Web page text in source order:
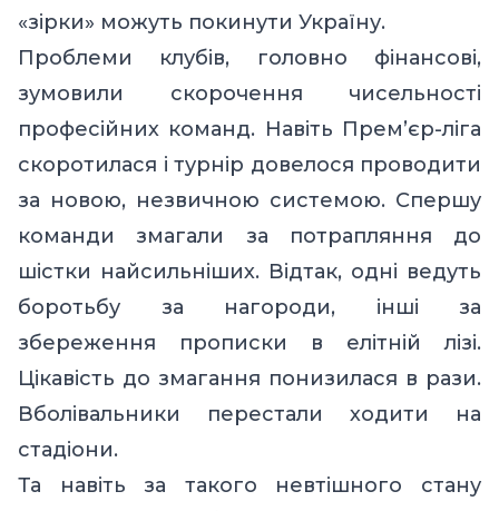
«зірки» можуть покинути Україну.
Проблеми клубів, головно фінансові,
зумовили скорочення чисельності
професійних команд. Навіть Прем’єр-ліга
скоротилася і турнір довелося проводити
за новою, незвичною системою. Спершу
команди змагали за потрапляння до
шістки найсильніших. Відтак, одні ведуть
боротьбу за нагороди, інші за
збереження прописки в елітній лізі.
Цікавість до змагання понизилася в рази.
Вболівальники перестали ходити на
стадіони.
Та навіть за такого невтішного стану